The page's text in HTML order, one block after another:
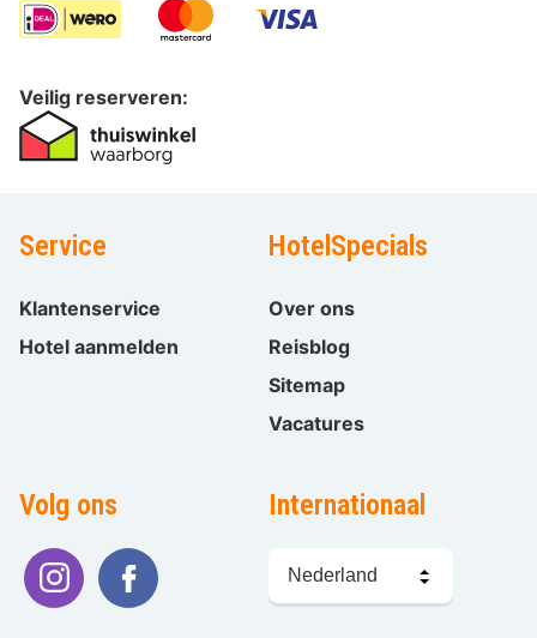
Veilig reserveren:
Service
Klantenservice
Hotel aanmelden
HotelSpecials
Over ons
Reisblog
Sitemap
Vacatures
Volg ons Internationaal
kiezen